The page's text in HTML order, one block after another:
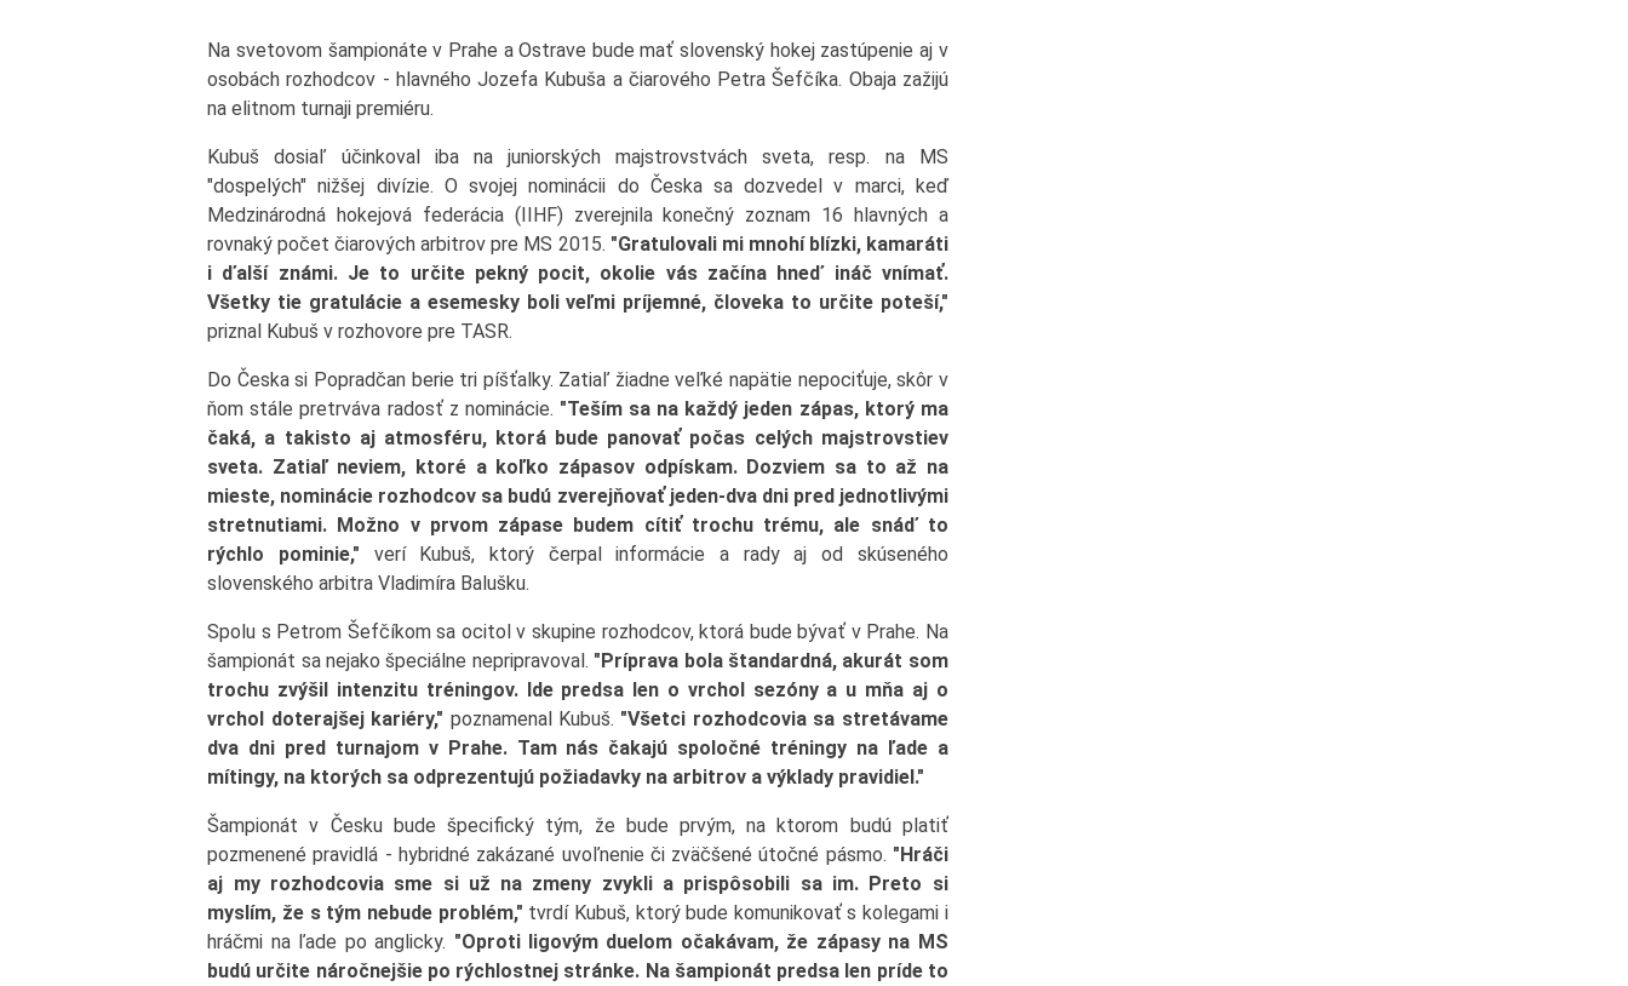
Na svetovom šampionáte v Prahe a Ostrave bude mať slovenský hokej zastúpenie aj v
osobách rozhodcov - hlavného Jozefa Kubuša a čiarového Petra Šefčíka. Obaja zažijú
na elitnom turnaji premiéru.
Kubuš dosiaľ účinkoval iba na juniorských majstrovstvách sveta, resp. na MS
"dospelých" nižšej divízie. O svojej nominácii do Česka sa dozvedel v marci, keď
Medzinárodná hokejová federácia (IIHF) zverejnila konečný zoznam 16 hlavných a
rovnaký počet čiarových arbitrov pre MS 2015. "Gratulovali mi mnohí blízki, kamaráti
i ďalší známi. Je to určite pekný pocit, okolie vás začína hneď ináč vnímať.
Všetky tie gratulácie a esemesky boli veľmi príjemné, človeka to určite poteší,"
priznal Kubuš v rozhovore pre TASR.
Do Česka si Popradčan berie tri píšťalky. Zatiaľ žiadne veľké napätie nepociťuje, skôr v
ňom stále pretrváva radosť z nominácie. "Teším sa na každý jeden zápas, ktorý ma
čaká, a takisto aj atmosféru, ktorá bude panovať počas celých majstrovstiev
sveta. Zatiaľ neviem, ktoré a koľko zápasov odpískam. Dozviem sa to až na
mieste, nominácie rozhodcov sa budú zverejňovať jeden-dva dni pred jednotlivými
stretnutiami. Možno v prvom zápase budem cítiť trochu trému, ale snáď to
rýchlo pominie," verí Kubuš, ktorý čerpal informácie a rady aj od skúseného
slovenského arbitra Vladimíra Balušku.
Spolu s Petrom Šefčíkom sa ocitol v skupine rozhodcov, ktorá bude bývať v Prahe. Na
šampionát sa nejako špeciálne nepripravoval. "Príprava bola štandardná, akurát som
trochu zvýšil intenzitu tréningov. Ide predsa len o vrchol sezóny a u mňa aj o
vrchol doterajšej kariéry," poznamenal Kubuš. "Všetci rozhodcovia sa stretávame
dva dni pred turnajom v Prahe. Tam nás čakajú spoločné tréningy na ľade a
mítingy, na ktorých sa odprezentujú požiadavky na arbitrov a výklady pravidiel."
Šampionát v Česku bude špecifický tým, že bude prvým, na ktorom budú platiť
pozmenené pravidlá - hybridné zakázané uvoľnenie či zväčšené útočné pásmo. "Hráči
aj my rozhodcovia sme si už na zmeny zvykli a prispôsobili sa im. Preto si
myslím, že s tým nebude problém," tvrdí Kubuš, ktorý bude komunikovať s kolegami i
hráčmi na ľade po anglicky. "Oproti ligovým duelom očakávam, že zápasy na MS
budú určite náročnejšie po rýchlostnej stránke. Na šampionát predsa len príde to